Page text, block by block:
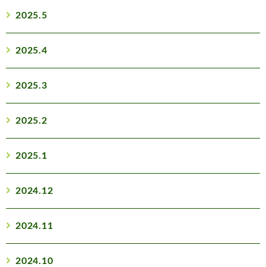
2025.5
2025.4
2025.3
2025.2
2025.1
2024.12
2024.11
2024.10